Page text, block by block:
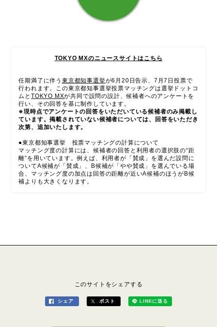
TOKYO MXのニュースサイトはこちら
任期満了に伴う 東京都知事選挙が6月20日告示、7月7日投票で
行われます。この東京都知事選挙投票マッチングは選挙ドットコ
ムと TOKYO MXが共同で設問の設計、候補者へのアンケートを
行い、その回答を基に制作しています。
※現時点でアンケートの回答をいただいている候補者のみ掲載し
ています。掲載されていない候補者については、回答をいただき
次第、追加いたします。
●東京都知事選挙 投票マッチングの計算について
マッチング度の計算には、候補者の回答と利用者の選択肢の“距
離”を用いています。例えば、利用者が「賛成」を選んだ設問に
ついてA候補が「賛成」、B候補が「やや賛成」を選んでいる場
合、マッチング度の加点は回答の距離が近いA候補のほうがB候
補よりも大きくなります。
このサイトをシェアする
シェア ポスト LINEに送る